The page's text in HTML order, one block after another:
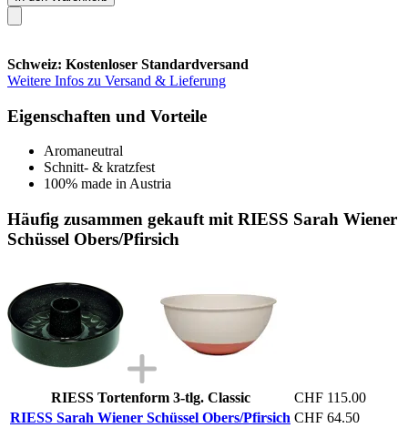
Schweiz: Kostenloser Standardversand
Weitere Infos zu Versand & Lieferung
Eigenschaften und Vorteile
Aromaneutral
Schnitt- & kratzfest
100% made in Austria
Häufig zusammen gekauft mit RIESS Sarah Wiener
Schüssel Obers/Pfirsich
RIESS Tortenform 3-tlg. Classic
CHF 115.00
RIESS Sarah Wiener Schüssel Obers/Pfirsich CHF 64.50